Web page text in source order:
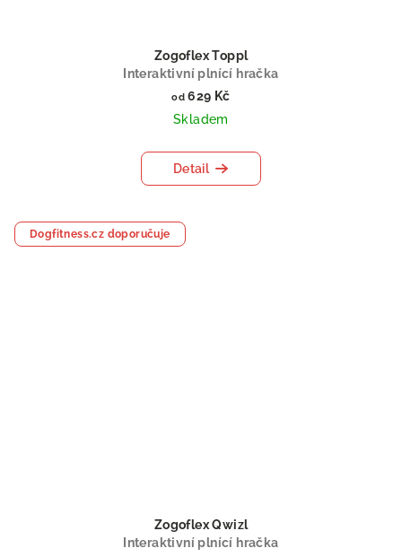
Zogoflex Toppl
Interaktivní plnící hračka
od 629 Kč
Skladem
Detail
Dogfitness.cz doporučuje
Zogoflex Qwizl
Interaktivní plnící hračka